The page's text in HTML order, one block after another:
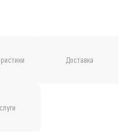
Доставка